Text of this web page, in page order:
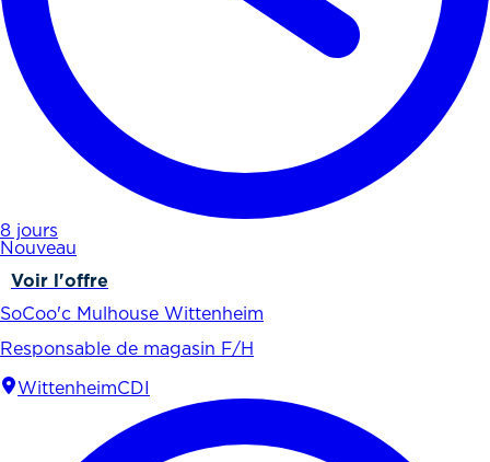
8 jours
Nouveau
Voir l'offre
SoCoo'c Mulhouse Wittenheim
Responsable de magasin F/H
WittenheimCDI